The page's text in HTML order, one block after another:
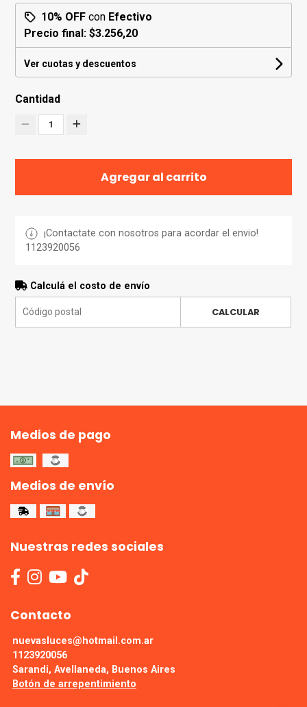
10% OFF con Efectivo
Precio final:$3.256,20
Ver cuotas y descuentos
Cantidad
1
Agregar al carrito
¡Contactate con nosotros para acordar el envio!
1123920056
Calculá el costo de envío
CALCULAR
Medios de pago
Medios de envío
Nuestras redes sociales
Contacto
nuevasluces@hotmail.com.ar
1123920056
Sarandi, Avellaneda, Buenos Aires
Botón de arrepentimiento